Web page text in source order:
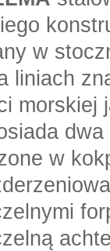
w
liniach
morskiej
w